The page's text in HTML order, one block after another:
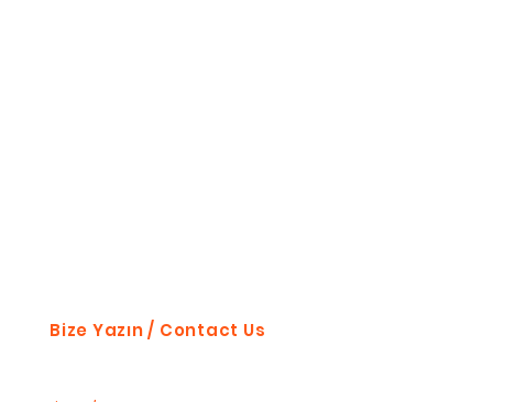
Bize Yazın / Contact Us